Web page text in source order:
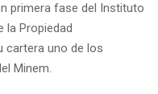
primera fase del Instituto
la Propiedad
cartera uno de los
Minem.